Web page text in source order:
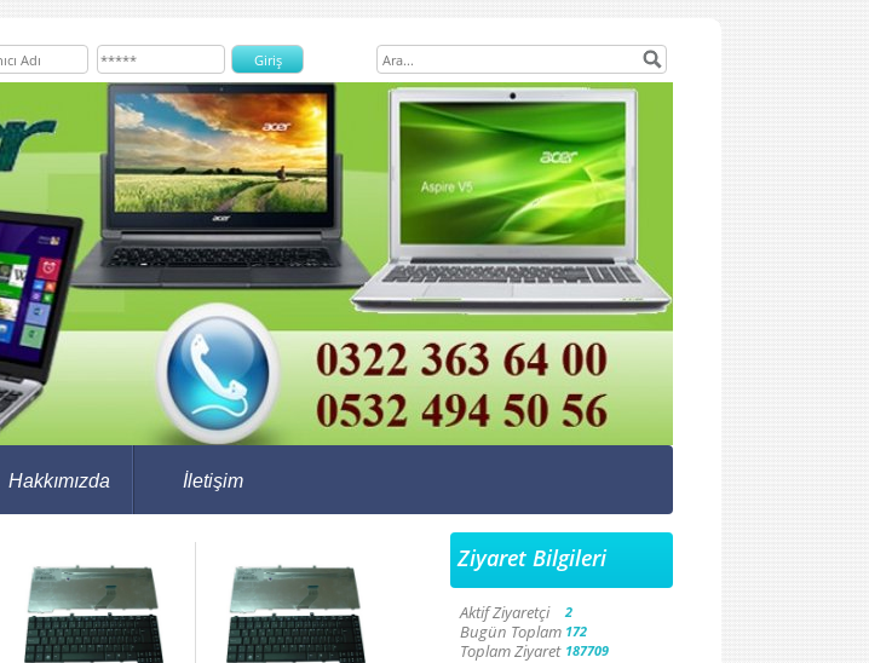
Hakkımızda İletişim
Ziyaret Bilgileri
Aktif Ziyaretçi 2
Bugün Toplam 172
Toplam Ziyaret 187709